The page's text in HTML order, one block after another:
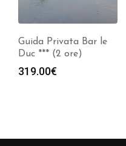
Guida Privata Bar le
Duc *** (2 ore)
319.00€